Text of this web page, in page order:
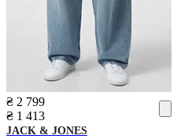
₴ 2 799
₴ 1 413
JACK & JONES